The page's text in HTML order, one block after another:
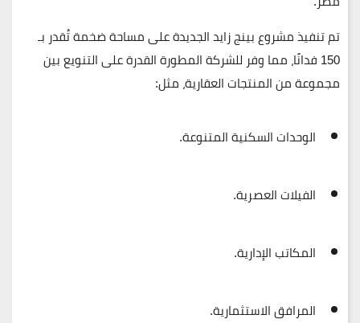
تم تنفيذ مشروع بينج زايد الجديدة على مساحة ضخمة تُقدر بـ
150 فدانًا
، مما وفر للشركة المطورة القدرة على التنويع بين
مجموعة من المنتجات العقارية، مثل:
الوحدات السكنية المتنوعة.
الفيلات العصرية.
المكاتب الإدارية.
المرافق الاستثمارية.